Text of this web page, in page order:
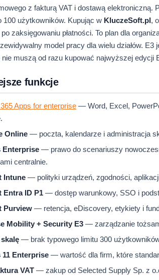
z fakturą VAT i dostawą elektroniczną.
100 użytkowników. Kupując w KluczeSoft.pl,
zaksięgowaniu płatności. To plan dla
model pracy dla wielu działów.
nie muszą od razu kupować najwyższej edycji
funkcje
Apps for enterprise — Word, Excel,
Online — poczta, kalendarze i administracja
Enterprise — prawo do scenariuszy
centralnie.
Intune — polityki urządzeń, zgodności,
Entra ID P1 — dostęp warunkowy, SSO i
Purview — retencja, eDiscovery, etykiety i
Mobility + Security E3 — zarządzanie
— brak typowego limitu 300
Enterprise — wartość dla firm, które
VAT — zakup od Selected Supply Sp. z